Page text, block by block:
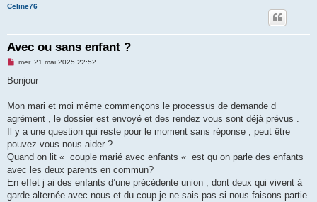
Celine76
Avec ou sans enfant ?
M
s
g
n
o
n
l
u
mer. 21 mai 2025 22:52
Bonjour
Mon mari et moi même commençons le processus de demande d
agrément , le dossier est envoyé et des rendez vous sont déjà prévus .
Il y a une question qui reste pour le moment sans réponse , peut être
pouvez vous nous aider ?
Quand on lit « couple marié avec enfants « est qu on parle des enfants
avec les deux parents en commun?
En effet j ai des enfants d’une précédente union , dont deux qui vivent à
garde alternée avec nous et du coup je ne sais pas si nous faisons partie